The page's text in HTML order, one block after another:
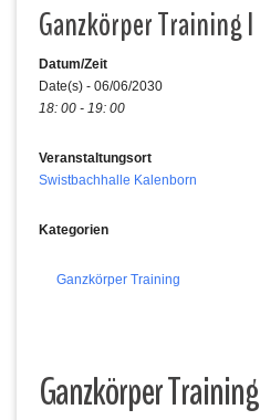
Ganzkörper Training I
Datum/Zeit
Date(s) - 06/06/2030
18: 00 - 19: 00
Veranstaltungsort
Swistbachhalle Kalenborn
Kategorien
Ganzkörper Training
Ganzkörper Training